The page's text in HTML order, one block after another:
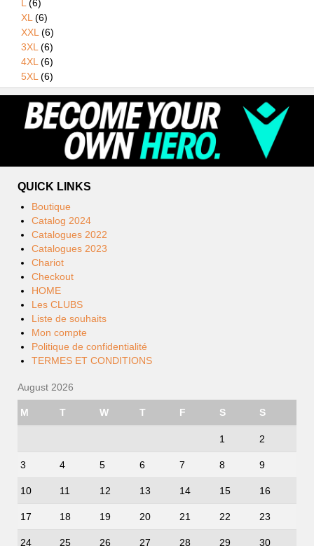
L (6)
XL (6)
XXL (6)
3XL (6)
4XL (6)
5XL (6)
QUICK LINKS
Boutique
Catalog 2024
Catalogues 2022
Catalogues 2023
Chariot
Checkout
HOME
Les CLUBS
Liste de souhaits
Mon compte
Politique de confidentialité
TERMES ET CONDITIONS
August 2026
M T W T F S S
1 2
3 4 5 6 7 8 9
10 11 12 13 14 15 16
17 18 19 20 21 22 23
24 25 26 27 28 29 30